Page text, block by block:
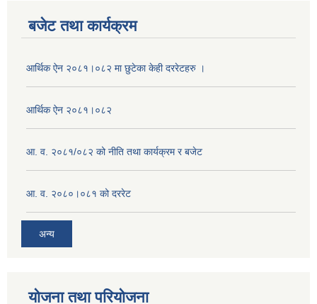
बजेट तथा कार्यक्रम
आर्थिक ऐन २०८१।०८२ मा छुटेका केही दररेटहरु ।
आर्थिक ऐन २०८१।०८२
आ. व. २०८१/०८२ को नीति तथा कार्यक्रम र बजेट
आ. व. २०८०।०८१ को दररेट
अन्य
योजना तथा परियोजना